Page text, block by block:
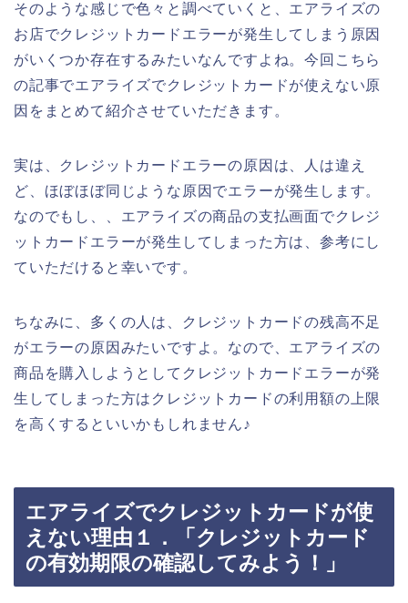
そのような感じで色々と調べていくと、エアライズの
お店でクレジットカードエラーが発生してしまう原因
がいくつか存在するみたいなんですよね。今回こちら
の記事でエアライズでクレジットカードが使えない原
因をまとめて紹介させていただきます。
実は、クレジットカードエラーの原因は、人は違え
ど、ほぼほぼ同じような原因でエラーが発生します。
なのでもし、、エアライズの商品の支払画面でクレジ
ットカードエラーが発生してしまった方は、参考にし
ていただけると幸いです。
ちなみに、多くの人は、クレジットカードの残高不足
がエラーの原因みたいですよ。なので、エアライズの
商品を購入しようとしてクレジットカードエラーが発
生してしまった方はクレジットカードの利用額の上限
を高くするといいかもしれません♪
エアライズでクレジットカードが使
えない理由１．「クレジットカード
の有効期限の確認してみよう！」